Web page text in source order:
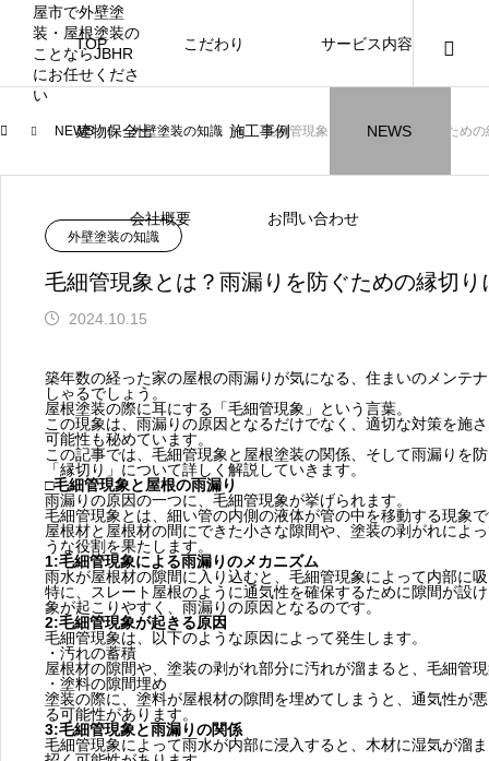
TOP こだわり サービス内容
建物保全士 施工事例 NEWS
会社概要 お問い合わせ
になります。
例になります。
ニュース ブログ
お盆に伴う休業のお知らせ
2026.07.30
【年収
場管理
川崎市でリノベーションを検討する方
へ｜後悔しない計画の立て方と相談先
の選び方
2026.07.01
座間市の
JBHRに
NEW
2021.04.25
建物の点
門家へ
お客様アンケート405
2026.01.25
お客様ア
NEW
藤沢市でリノベーションを検討する方
へ｜費用・進め方・会社選びのポイン
2026.08.01
火災報知
はあるの
川崎市でリノベーションを検討する方
へ｜後悔しない計画の立て方と相談先
の選び方
2026.07.01
座間市の
JBHRに
NEW
2021.04.25
施工の際
クーリング・オフ手続きのお知らせ
2024.04.26
NEWS 外壁塗装の知識 毛細管現象とは？雨漏りを防ぐため
外壁塗装の知識
毛細管現象とは？雨漏りを防ぐための縁切り
2024.10.15
築年数の経った家の屋根の雨漏りが気になる、住まいのメンテ
しゃるでしょう。
屋根塗装の際に耳にする「毛細管現象」という言葉。
この現象は、雨漏りの原因となるだけでなく、適切な対策を施
可能性も秘めています。
この記事では、毛細管現象と屋根塗装の関係、そして雨漏りを
「縁切り」について詳しく解説していきます。
□毛細管現象と屋根の雨漏り
雨漏りの原因の一つに、毛細管現象が挙げられます。
毛細管現象とは、細い管の内側の液体が管の中を移動する現象
屋根材と屋根材の間にできた小さな隙間や、塗装の剥がれによ
うな役割を果たします。
1:毛細管現象による雨漏りのメカニズム
雨水が屋根材の隙間に入り込むと、毛細管現象によって内部に
特に、スレート屋根のように通気性を確保するために隙間が設
象が起こりやすく、雨漏りの原因となるのです。
2:毛細管現象が起きる原因
毛細管現象は、以下のような原因によって発生します。
・汚れの蓄積
屋根材の隙間や、塗装の剥がれ部分に汚れが溜まると、毛細管
・塗料の隙間埋め
塗装の際に、塗料が屋根材の隙間を埋めてしまうと、通気性が
る可能性があります。
3:毛細管現象と雨漏りの関係
毛細管現象によって雨水が内部に浸入すると、木材に湿気が溜